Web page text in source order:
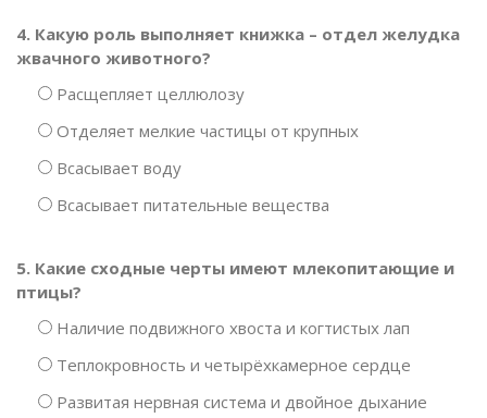
4. Какую роль выполняет книжка – отдел желудка
жвачного животного?
Расщепляет целлюлозу
Отделяет мелкие частицы от крупных
Всасывает воду
Всасывает питательные вещества
5. Какие сходные черты имеют млекопитающие и
птицы?
Наличие подвижного хвоста и когтистых лап
Теплокровность и четырёхкамерное сердце
Развитая нервная система и двойное дыхание